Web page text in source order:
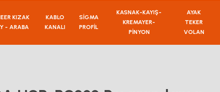
KIZAK
- ARABA
KABLO
KANALI
SİGMA
PROFİL
KASNAK-KAYIŞ-
KREMAYER-
PİNYON
AYAK
TEKER
VOLAN